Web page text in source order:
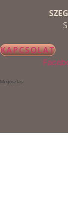
KAPCSOLAT
Megosztás